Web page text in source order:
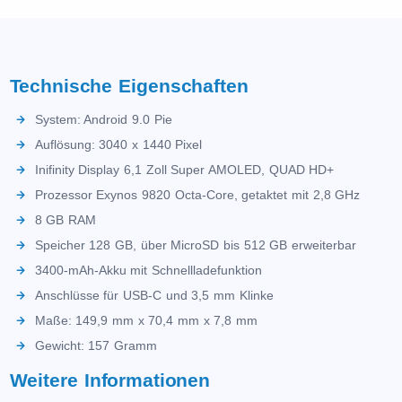
Technische Eigenschaften
System: Android 9.0 Pie
Auflösung: 3040 x 1440 Pixel
Inifinity Display 6,1 Zoll Super AMOLED, QUAD HD+
Prozessor Exynos 9820 Octa-Core, getaktet mit 2,8 GHz
8 GB RAM
Speicher 128 GB, über MicroSD bis 512 GB erweiterbar
3400-mAh-Akku mit Schnellladefunktion
Anschlüsse für USB-C und 3,5 mm Klinke
Maße: 149,9 mm x 70,4 mm x 7,8 mm
Gewicht: 157 Gramm
Weitere Informationen